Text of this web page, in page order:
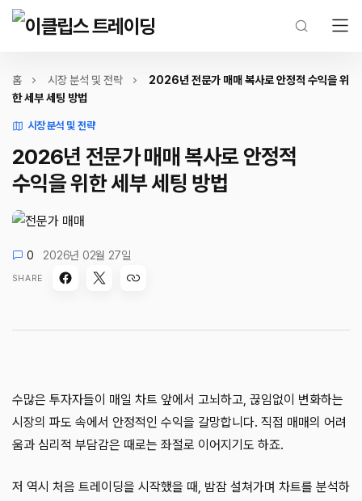
홈 시장 분석 및 전략
2026년 전문가 매매 복사로 안정적 수익을 위
한 세부 세팅 방법
시장 분석 및 전략
2026년 전문가 매매 복사로 안정적
수익을 위한 세부 세팅 방법
0 2026년 02월 27일
SHARE
수많은 투자자들이 매일 차트 앞에서 고뇌하고, 끊임없이 변화하는
시장의 파도 속에서 안정적인 수익을 갈망합니다. 직접 매매의 어려
움과 심리적 부담감은 때로는 좌절로 이어지기도 하죠.
저 역시 처음 트레이딩을 시작했을 때, 밤잠 설쳐가며 차트를 분석하